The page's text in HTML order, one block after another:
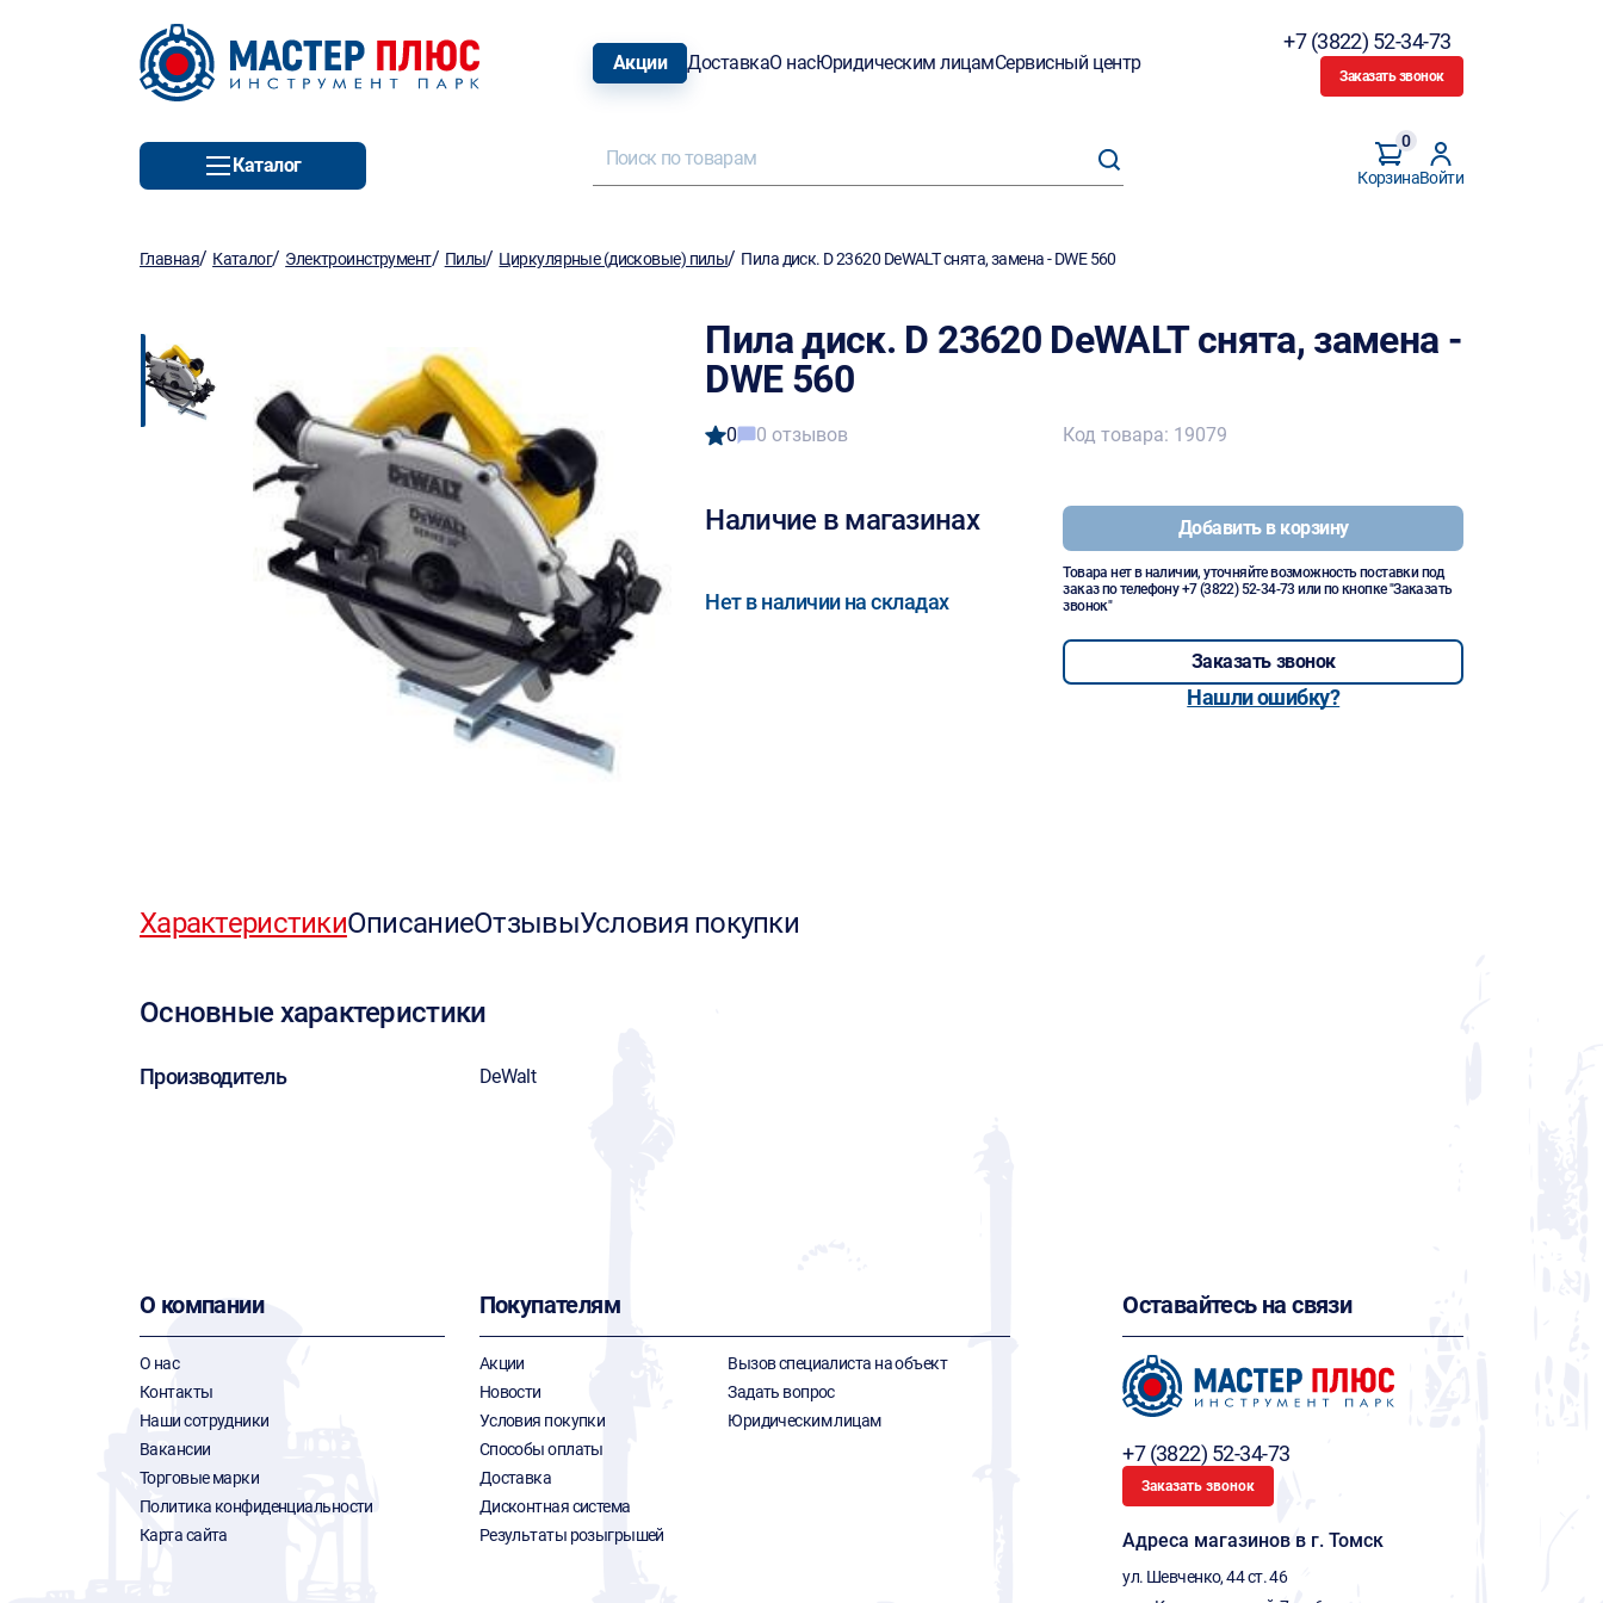
Акции ДоставкаО насЮридическим лицамСервисный центр
+7 (3822) 52-34-73
Заказать звонок
Каталог
Корзина
0
Войти
Главная/ Каталог/ Электроинструмент/ Пилы/ Циркулярные (дисковые) пилы/ Пила диск. D 23620 DeWALT снята, замена - DWE 560
Пила диск. D 23620 DeWALT снята, замена -
DWE 560
0 0 отзывов
Наличие в магазинах
Нет в наличии на складах
Код товара: 19079
Добавить в корзину
Товара нет в наличии, уточняйте возможность поставки под
заказ по телефону+7 (3822) 52-34-73 или по кнопке "Заказать
звонок"
Заказать звонок
Нашли ошибку?
ХарактеристикиОписаниеОтзывыУсловия покупки
Основные характеристики
Производитель DeWalt
О компании
О нас
Контакты
Наши сотрудники
Вакансии
Торговые марки
Политика конфиденциальности
Карта сайта
Покупателям
Акции
Новости
Условия покупки
Способы оплаты
Доставка
Дисконтная система
Результаты розыгрышей
Вызов специалиста на объект
Задать вопрос
Юридическим лицам
Оставайтесь на связи
+7 (3822) 52-34-73
Заказать звонок
Адреса магазинов в г. Томск
ул. Шевченко, 44 ст. 46